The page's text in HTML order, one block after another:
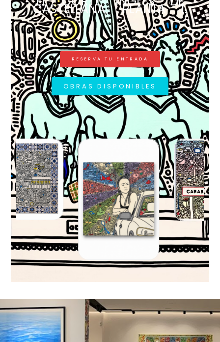
CASTELLANA, PLANTA 1.
RESERVA TU ENTRADA
OBRAS DISPONIBLES